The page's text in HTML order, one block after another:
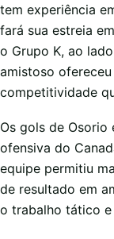
tem experiência
fará sua estreia
o Grupo K, ao
amistoso
competitividade
Os gols de Osorio
ofensiva do
equipe permitiu
de resultado em
o trabalho tático